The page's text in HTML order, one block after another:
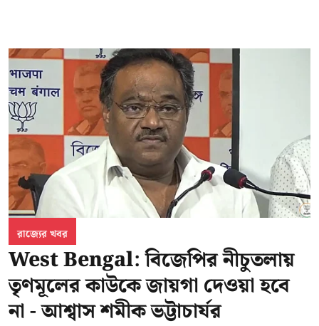
রাজ্যের খবর
West Bengal: বিজেপির নীচুতলায়
তৃণমূলের কাউকে জায়গা দেওয়া হবে
না - আশ্বাস শমীক ভট্টাচার্যর